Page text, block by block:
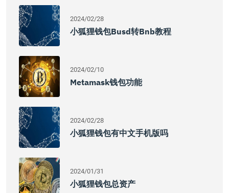
2024/02/28
小狐狸钱包busd转bnb教程
2024/02/10
Metamask钱包功能
2024/02/28
小狐狸钱包有中文手机版吗
2024/01/31
小狐狸钱包总资产